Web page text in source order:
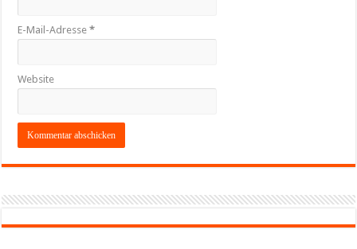
E-Mail-Adresse*
Website